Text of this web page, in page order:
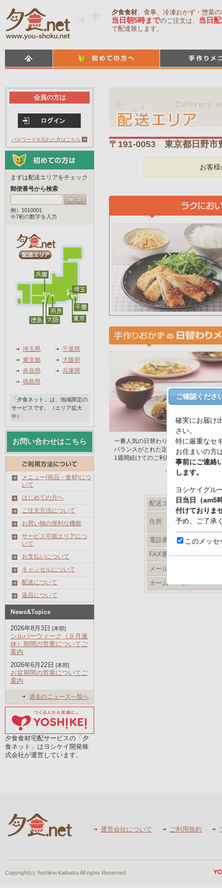
夕食食材、食事、冷凍おかず・惣菜
当日朝5時までのご注文は、 当日
で配達致します。
〒191-0053 東京都日野市
お客
一番人気の日替わり手作りおかず。
バランスがとれた定番メニュー。
1週間続けてのご利用をお勧めします。
最新メニューは
配送エリア
住所
電話番号
FAX番号
メールアドレス
ホームページ
会員の方は
パスワードを忘れた方はこちら
まずは配送エリアをチェック
郵便番号から検索
例）1010001
※7桁の数字を入力
埼玉県
千葉県
東京都
大阪府
奈良県
兵庫県
徳島県
「夕食ネット」は、地域限定の
サービスです。（エリア拡大
中）
お問い合わせはこちら
メニュー(商品・食材)につ
いて
はじめての方へ
ご注文方法について
お買い物の便利な機能
サービス可能エリアにつ
いて
お支払いについて
キャンセルについて
配送について
返品について
2026年8月3日 [本部]
シルバーウィーク（９月連
休）期間の営業についてご
案内
2026年6月22日 [本部]
お盆期間の営業についてご
案内
過去のニュース一覧へ
夕食食材宅配サービスの「夕
食ネット」はヨシケイ開発株
式会社が運営しています。
運営会社について ご利用規約
Copyright(c) Yoshikei Kaihatsu All rights Reserved.
ご確認くださ
確実にお届け
さい。
特に厳重なセ
お住まいの方
事前にご連絡
します。
ヨシケイグル
日当日（am5
付けておりま
予め、ご了承
【キャンセル
このメッ